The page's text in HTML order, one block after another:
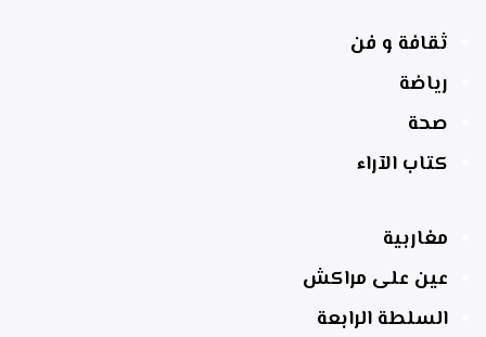
ثقافة و فن
رياضة
صحة
كتاب الآراء
مغاربية
عين على مراكش
السلطة الرابعة